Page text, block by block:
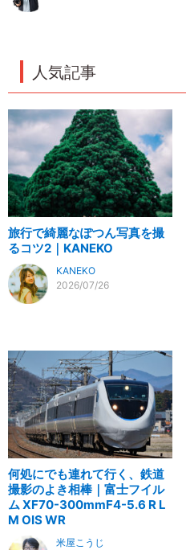
人気記事
旅行で綺麗なぽつん写真を撮
るコツ2｜KANEKO
KANEKO
2026/07/26
何処にでも連れて行く、鉄道
撮影のよき相棒｜富士フイル
ム XF70-300mmF4-5.6 R L
M OIS WR
米屋こうじ